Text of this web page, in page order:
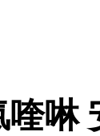
喹啉